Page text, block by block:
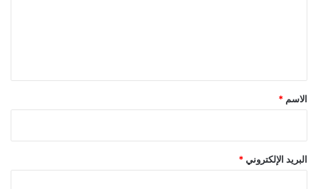
*
الاسم *
البريد الإلكتروني *